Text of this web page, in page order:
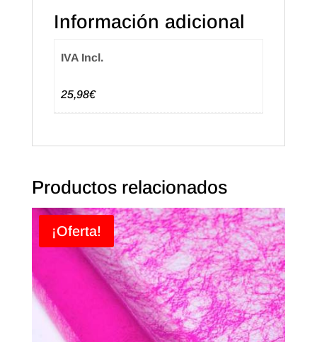
Información adicional
IVA Incl.
25,98€
Productos relacionados
¡Oferta!